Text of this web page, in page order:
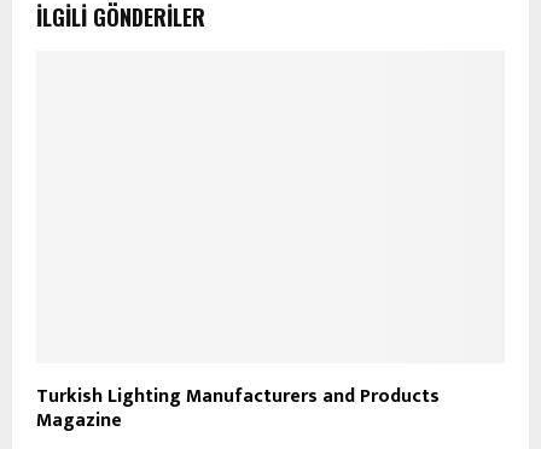
İLGILI GÖNDERILER
Turkish Lighting Manufacturers and Products
Magazine